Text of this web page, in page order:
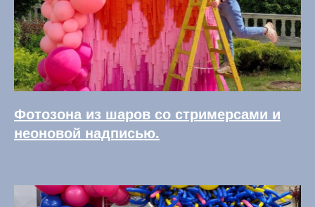
Фотозона из шаров со стримерсами и
неоновой надписью.